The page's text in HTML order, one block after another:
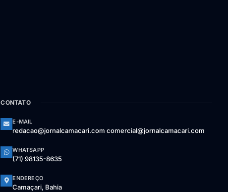
CONTATO
E-MAIL
redacao@jornalcamacari.com comercial@jornalcamacari.com
WHATSAPP
(71) 98135-8635
ENDEREÇO
Camaçari, Bahia